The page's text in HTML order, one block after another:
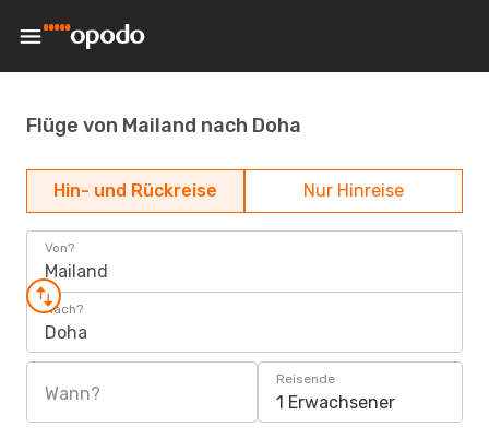
Flüge von Mailand nach Doha
Hin- und Rückreise Nur Hinreise
Von?
Mailand
Nach?
Doha
Wann?
Reisende
1 Erwachsener